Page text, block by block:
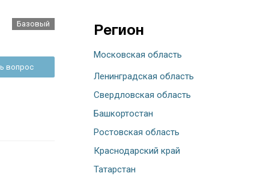
Базовый
вопрос
Регион
Московская область
Ленинградская область
Свердловская область
Башкортостан
Ростовская область
Краснодарский край
Татарстан